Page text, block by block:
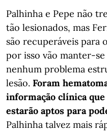
Palhinha e Pepe não
tão lesionados, mas
são recuperáveis para
por isso vão manter-
nenhum problema
lesão. Foram
informação clínica
estarão aptos para
Palhinha talvez mais